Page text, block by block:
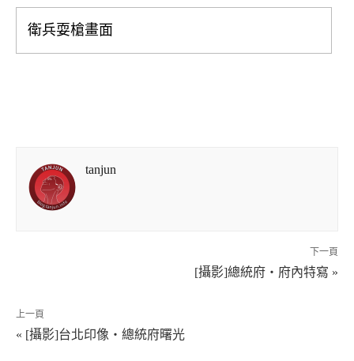
衛兵耍槍畫面
tanjun
下一頁
[攝影]總統府‧府內特寫 »
上一頁
« [攝影]台北印像‧總統府曙光